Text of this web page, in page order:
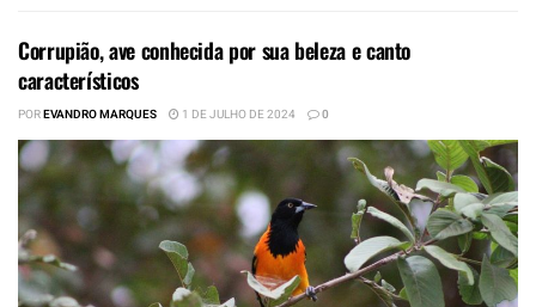
Corrupião, ave conhecida por sua beleza e canto
característicos
POREVANDRO MARQUES 1 DE JULHO DE 2024 0